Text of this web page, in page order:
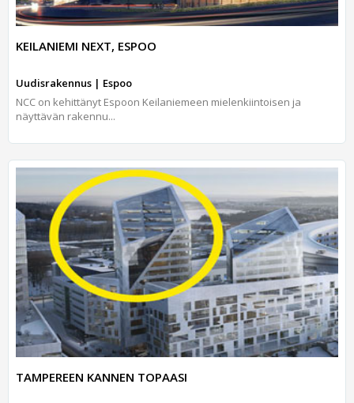
KEILANIEMI NEXT, ESPOO
Uudisrakennus | Espoo
NCC on kehittänyt Espoon Keilaniemeen mielenkiintoisen ja
näyttävän rakennu...
TAMPEREEN KANNEN TOPAASI